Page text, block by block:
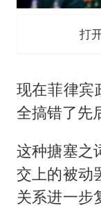
打
现在菲律宾
全搞错了先
这种搪塞之
交上的被动
关系进一步